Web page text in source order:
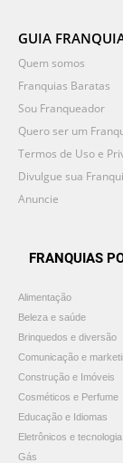
GUIA
Quem somos
Franquias Baratas
Sou Franqueador
Quero ser um
Termos de Uso e
Divulgue sua
Anuncie
FRANQUIAS
Alimentação
Beleza e saúde
Brinquedos e diversão
Comunicação e
Construção e Imóveis
Cosméticos e Perfume
Educação e Idiomas
Eletrônicos e tecnologia
Gás